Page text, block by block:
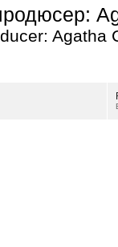
Agatha